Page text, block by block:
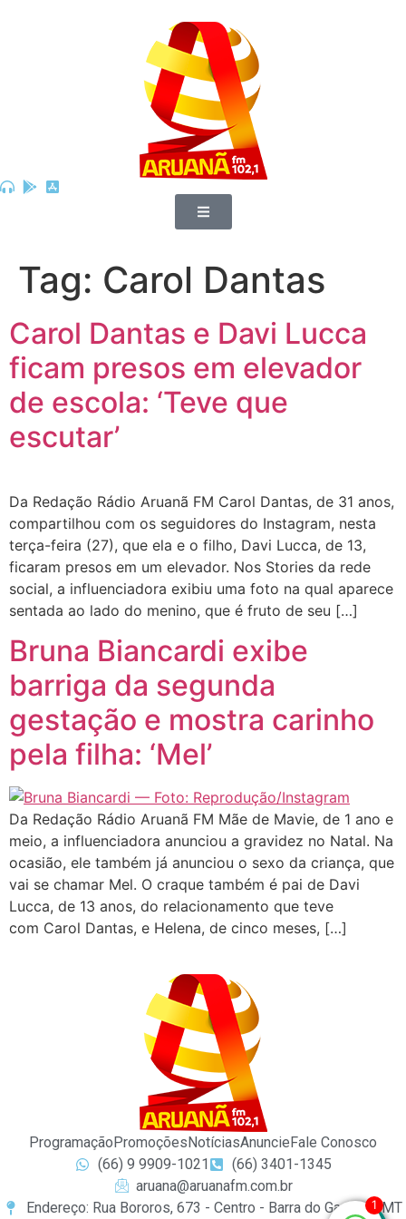
Tag: Carol Dantas
Carol Dantas e Davi Lucca
ficam presos em elevador
de escola: ‘Teve que
escutar’
Da Redação Rádio Aruanã FM Carol Dantas, de 31 anos,
compartilhou com os seguidores do Instagram, nesta
terça-feira (27), que ela e o filho, Davi Lucca, de 13,
ficaram presos em um elevador. Nos Stories da rede
social, a influenciadora exibiu uma foto na qual aparece
sentada ao lado do menino, que é fruto de seu […]
Bruna Biancardi exibe
barriga da segunda
gestação e mostra carinho
pela filha: ‘Mel’
Da Redação Rádio Aruanã FM Mãe de Mavie, de 1 ano e
meio, a influenciadora anunciou a gravidez no Natal. Na
ocasião, ele também já anunciou o sexo da criança, que
vai se chamar Mel. O craque também é pai de Davi
Lucca, de 13 anos, do relacionamento que teve
com Carol Dantas, e Helena, de cinco meses, […]
ProgramaçãoPromoçõesNotíciasAnuncieFale Conosco
(66) 9 9909-1021
(66) 3401-1345
aruana@aruanafm.com.br
Endereço: Rua Bororos, 673 - Centro - Barra do Garças / MT
1